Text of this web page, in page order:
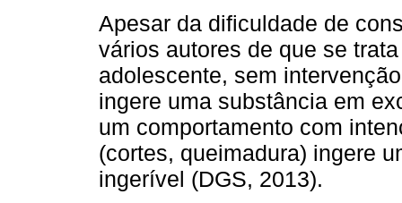
Apesar da dificuldade de
vários autores de que se
adolescente, sem
ingere uma substância em
um comportamento com
(cortes, queimadura) ingere
ingerível (DGS, 2013).